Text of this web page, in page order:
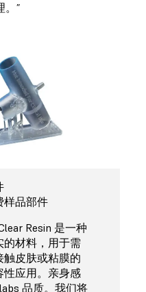
。”
样品部件
Resin 是一种
的材料，用于需
触皮肤或粘膜的
性应用。亲身感
品质。我们将